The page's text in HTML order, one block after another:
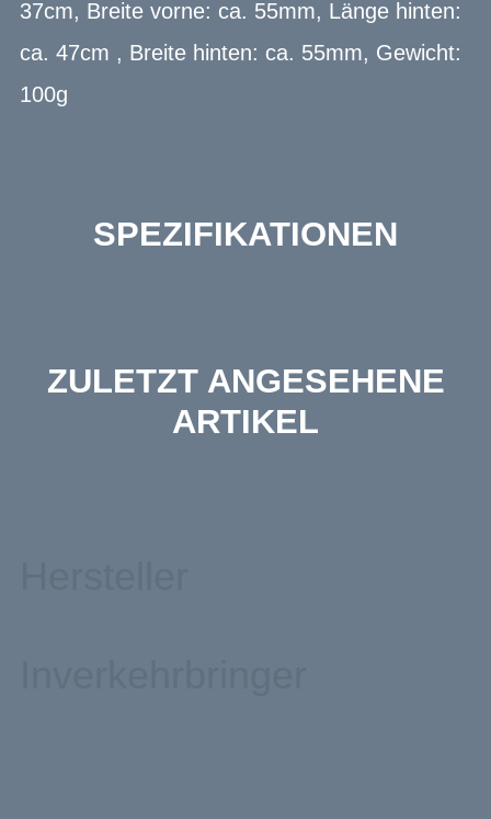
37cm, Breite vorne: ca. 55mm, Länge hinten:
ca. 47cm , Breite hinten: ca. 55mm, Gewicht:
100g
SPEZIFIKATIONEN
ZULETZT ANGESEHENE
ARTIKEL